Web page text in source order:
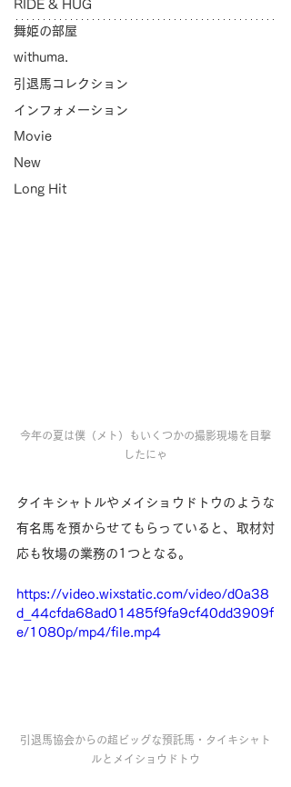
RIDE & HUG
舞姫の部屋
withuma.
引退馬コレクション
インフォメーション
Movie
New
Long Hit
今年の夏は僕（メト）もいくつかの撮影現場を目撃
したにゃ
タイキシャトルやメイショウドトウのような
有名馬を預からせてもらっていると、取材対
応も牧場の業務の1つとなる。
https://video.wixstatic.com/video/d0a38
d_44cfda68ad01485f9fa9cf40dd3909f
e/1080p/mp4/file.mp4
引退馬協会からの超ビッグな預託馬・タイキシャト
ルとメイショウドトウ